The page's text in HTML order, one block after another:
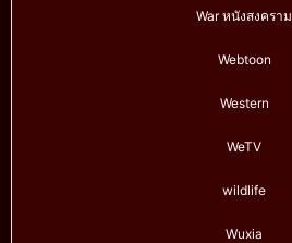
War หนังสงคราม
Webtoon
Western
WeTV
wildlife
Wuxia